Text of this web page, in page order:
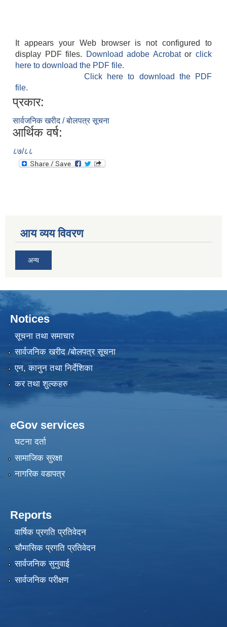
It appears your Web browser is not configured to
display PDF files.
Download adobe Acrobatorclick
here to download the PDF file.
Click here to download the PDF
file.
प्रकार:
सार्वजनिक खरीद / बोलपत्र सूचना
आर्थिक वर्ष:
८७/८८
आय व्यय विवरण
अन्य
Notices
सूचना तथा समाचार
सार्वजनिक खरीद /बोलपत्र सूचना
एन, कानुन तथा निर्देशिका
कर तथा शुल्कहरु
eGov services
घटना दर्ता
सामाजिक सुरक्षा
नागरिक वडापत्र
Reports
वार्षिक प्रगति प्रतिवेदन
चौमासिक प्रगति प्रतिवेदन
सार्वजनिक सुनुवाई
सार्वजनिक परीक्षण